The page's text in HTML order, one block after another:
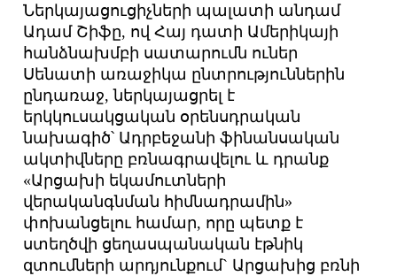
Ներկայացուցիչների պալատի անդամ
Ադամ Շիֆը, ով Հայ դատի Ամերիկայի
հանձնախմբի սատարումն ուներ
Սենատի առաջիկա ընտրություններին
ընդառաջ, ներկայացրել է
երկկուսակցական օրենսդրական
նախագիծ՝ Ադրբեջանի ֆինանսական
ակտիվները բռնագրավելու և դրանք
«Արցախի եկամուտների
վերականգնման հիմնադրամին»
փոխանցելու համար, որը պետք է
ստեղծվի ցեղասպանական էթնիկ
զտումների արդյունքում` Արցախից բռնի